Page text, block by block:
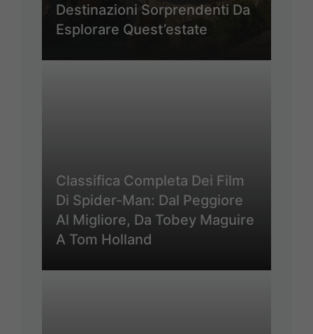
Destinazioni Sorprendenti Da
Esplorare Quest’estate
Classifica Completa Dei Film
Di Spider-Man: Dal Peggiore
Al Migliore, Da Tobey Maguire
A Tom Holland